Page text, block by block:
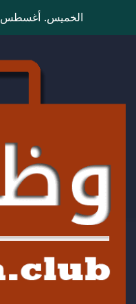
الخميس. أغسطس 6th, 2026